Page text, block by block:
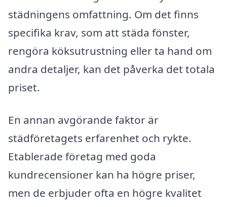
städningens omfattning. Om det finns
specifika krav, som att städa fönster,
rengöra köksutrustning eller ta hand om
andra detaljer, kan det påverka det totala
priset.
En annan avgörande faktor är
städföretagets erfarenhet och rykte.
Etablerade företag med goda
kundrecensioner kan ha högre priser,
men de erbjuder ofta en högre kvalitet